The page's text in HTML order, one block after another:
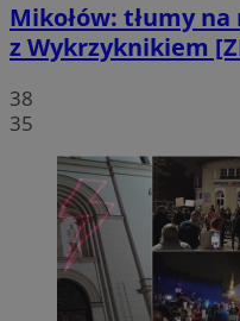
Mikołów: tłumy
z Wykrzyknikiem
38
35